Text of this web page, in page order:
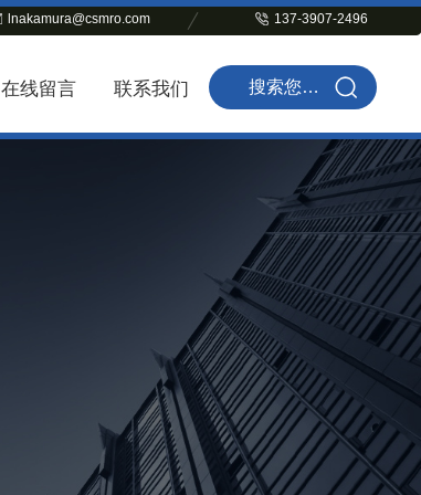
lnakamura@csmro.com 137-3907-2496
在线留言 联系我们